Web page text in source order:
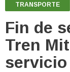
TRANSPORTE
Fin de
Tren